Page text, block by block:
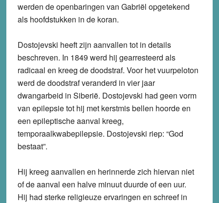
werden de openbaringen van Gabriël opgetekend
als hoofdstukken in de koran.
Dostojevski heeft zijn aanvallen tot in details
beschreven. In 1849 werd hij gearresteerd als
radicaal en kreeg de doodstraf. Voor het vuurpeloton
werd de doodstraf veranderd in vier jaar
dwangarbeid in Siberië. Dostojevski had geen vorm
van epilepsie tot hij met kerstmis bellen hoorde en
een epileptische aanval kreeg,
temporaalkwabepilepsie. Dostojevski riep: “God
bestaat”.
Hij kreeg aanvallen en herinnerde zich hiervan niet
of de aanval een halve minuut duurde of een uur.
Hij had sterke religieuze ervaringen en schreef in